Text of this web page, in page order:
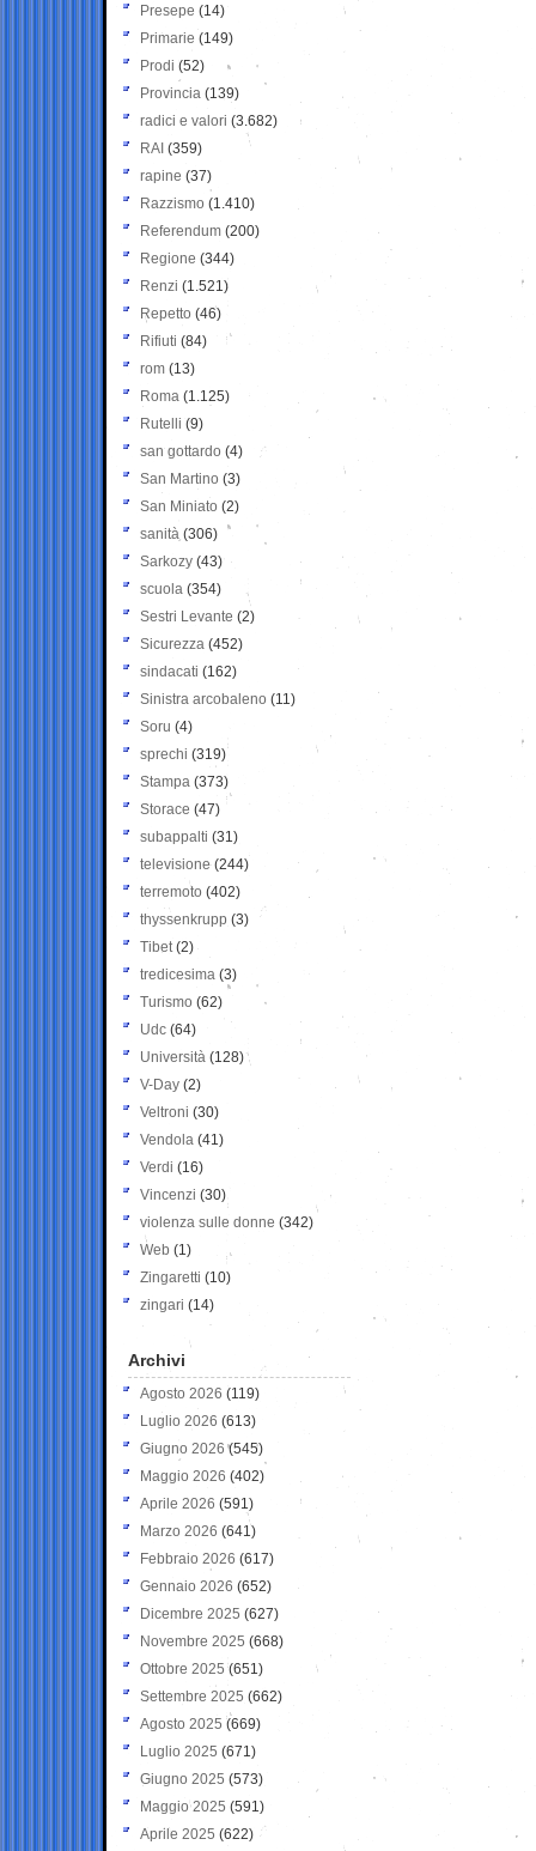
Presepe (14)
Primarie (149)
Prodi (52)
Provincia (139)
radici e valori (3.682)
RAI (359)
rapine (37)
Razzismo (1.410)
Referendum (200)
Regione (344)
Renzi (1.521)
Repetto (46)
Rifiuti (84)
rom (13)
Roma (1.125)
Rutelli (9)
san gottardo (4)
San Martino (3)
San Miniato (2)
sanità (306)
Sarkozy (43)
scuola (354)
Sestri Levante (2)
Sicurezza (452)
sindacati (162)
Sinistra arcobaleno (11)
Soru (4)
sprechi (319)
Stampa (373)
Storace (47)
subappalti (31)
televisione(244)
terremoto (402)
thyssenkrupp (3)
Tibet(2)
tredicesima (3)
Turismo (62)
Udc (64)
Università (128)
V-Day (2)
Veltroni (30)
Vendola (41)
Verdi (16)
Vincenzi (30)
violenza sulle donne (342)
Web (1)
Zingaretti (10)
zingari (14)
Archivi
Agosto 2026 (119)
Luglio 2026 (613)
Giugno 2026 (545)
Maggio 2026 (402)
Aprile 2026 (591)
Marzo 2026 (641)
Febbraio 2026 (617)
Gennaio 2026 (652)
Dicembre 2025 (627)
Novembre 2025 (668)
Ottobre 2025 (651)
Settembre 2025 (662)
Agosto 2025 (669)
Luglio 2025 (671)
Giugno 2025 (573)
Maggio 2025 (591)
Aprile 2025 (622)